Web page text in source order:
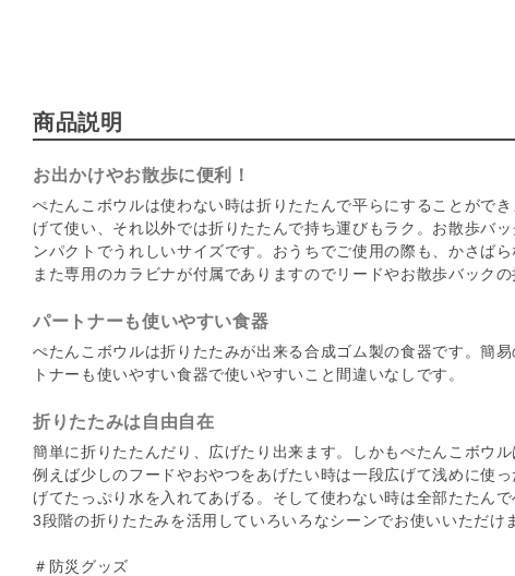
商品説明
お出かけやお散歩に便利！
ぺたんこボウルは使わない時は折りたたんで平らにすることがで
げて使い、それ以外では折りたたんで持ち運びもラク。お散歩バ
ンパクトでうれしいサイズです。おうちでご使用の際も、かさばら
また専用のカラビナが付属でありますのでリードやお散歩バック
パートナーも使いやすい食器
ぺたんこボウルは折りたたみが出来る合成ゴム製の食器です。簡
トナーも使いやすい食器で使いやすいこと間違いなしです。
折りたたみは自由自在
簡単に折りたたんだり、広げたり出来ます。しかもぺたんこボウ
例えば少しのフードやおやつをあげたい時は一段広げて浅めに使
げてたっぷり水を入れてあげる。そして使わない時は全部たたんで
3段階の折りたたみを活用していろいろなシーンでお使いいただけ
＃防災グッズ